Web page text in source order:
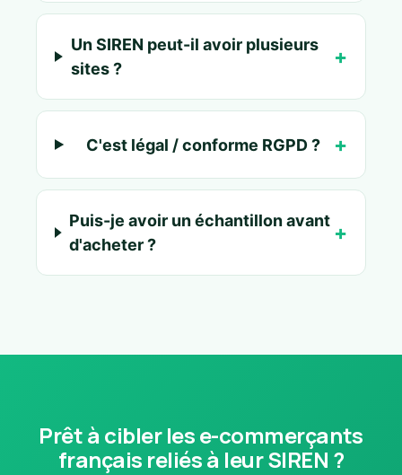
Un SIREN peut-il avoir plusieurs
sites ?
C'est légal / conforme RGPD ?
Puis-je avoir un échantillon avant
d'acheter ?
Prêt à cibler les e-commerçants
français reliés à leur SIREN ?